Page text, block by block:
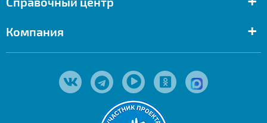
Компания +